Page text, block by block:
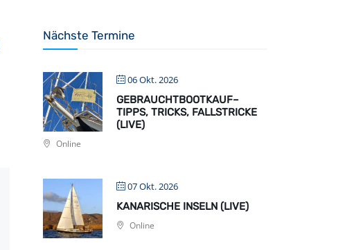
Nächste Termine
06 Okt. 2026
GEBRAUCHTBOOTKAUF–
TIPPS, TRICKS, FALLSTRICKE
(LIVE)
Online
07 Okt. 2026
KANARISCHE INSELN (LIVE)
Online